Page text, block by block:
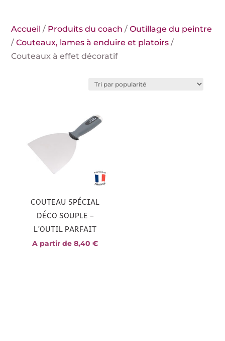
Accueil / Produits du coach /Outillage du peintre
/Couteaux, lames à enduire et platoirs /
Couteaux à effet décoratif
COUTEAU SPÉCIAL
DÉCO SOUPLE –
L’OUTIL PARFAIT
A partir de8,40€